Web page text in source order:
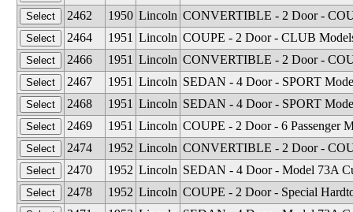
2462
1950 Lincoln CONVERTIBLE - 2 Door -
2464
1951 Lincoln COUPE - 2 Door - CLUB
2466
1951 Lincoln CONVERTIBLE - 2 Door -
2467
1951 Lincoln SEDAN - 4 Door - SPORT
2468
1951 Lincoln SEDAN - 4 Door - SPORT
2469
1951 Lincoln COUPE - 2 Door - 6 Passenger
2474
1952 Lincoln CONVERTIBLE - 2 Door -
2470
1952 Lincoln SEDAN - 4 Door - Model 73A
2478
1952 Lincoln COUPE - 2 Door - Special